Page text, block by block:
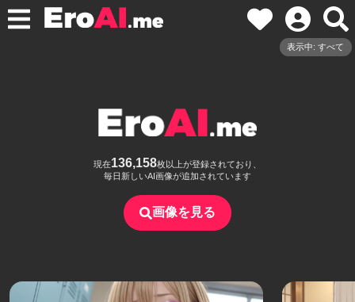
表示中: すべて
現在136,158枚以上が登録されており、
毎日新しいAI画像が追加されています
画像を見る